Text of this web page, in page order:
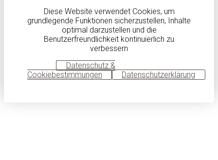
Diese Website verwendet Cookies, um
grundlegende Funktionen sicherzustellen, Inhalte
optimal darzustellen und die
Benutzerfreundlichkeit kontinuierlich zu
verbessern
Datenschutz &
Cookiebestimmungen
Datenschutzerklärung